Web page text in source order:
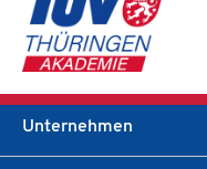
Unternehmen